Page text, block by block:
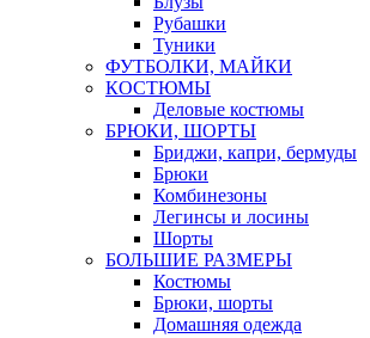
Рубашки
Туники
ФУТБОЛКИ, МАЙКИ
КОСТЮМЫ
Деловые костюмы
БРЮКИ, ШОРТЫ
Бриджи, капри, бермуды
Брюки
Комбинезоны
Легинсы и лосины
Шорты
БОЛЬШИЕ РАЗМЕРЫ
Костюмы
Брюки, шорты
Домашняя одежда